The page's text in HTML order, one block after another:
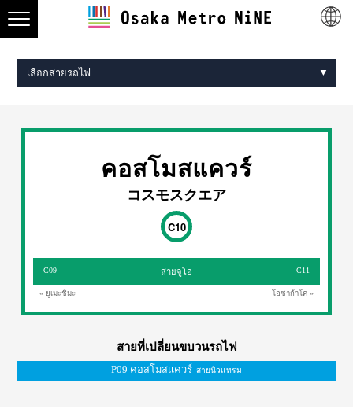
เลือกสายรถไฟ
คอสโมสแควร์
コスモスクエア
C10
C09 สายจูโอ C11
« ยูเมะชิมะ โอซาก้าโค »
สายที่เปลี่ยนขบวนรถไฟ
P09 คอสโมสแควร์ สายนิวแทรม